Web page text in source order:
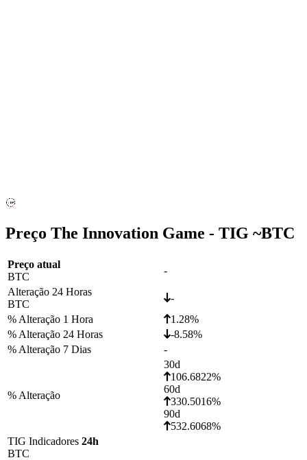
Preço The Innovation Game - TIG ~BTC
Preço atual
BTC
-
Alteração 24 Horas
BTC
-
% Alteração 1 Hora
1.28%
% Alteração 24 Horas
-8.58%
% Alteração 7 Dias
-
% Alteração
30d
106.6822%
60d
330.5016%
90d
532.6068%
TIG Indicadores 24h
BTC